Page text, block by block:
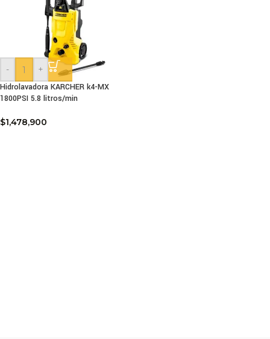
-
+
Hidrolavadora KARCHER k4-MX
1800PSI 5.8 litros/min
$1,478,900